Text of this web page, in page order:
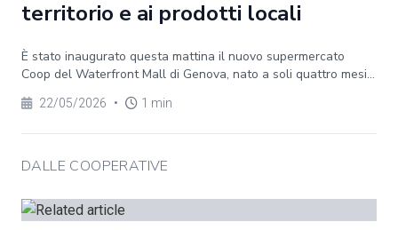
territorio e ai prodotti locali
È stato inaugurato questa mattina il nuovo supermercato
Coop del Waterfront Mall di Genova, nato a soli quattro mesi...
22/05/2026 • 1 min
DALLE COOPERATIVE